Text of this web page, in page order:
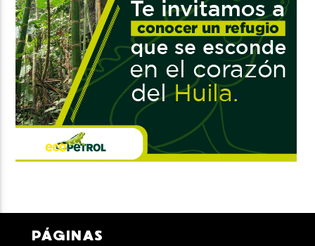
PÁGINAS